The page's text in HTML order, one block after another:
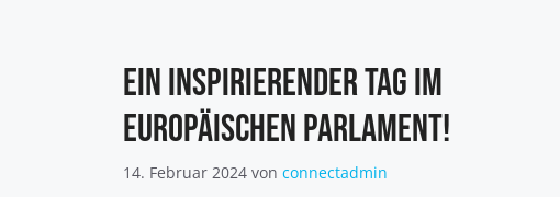
Ein inspirierender Tag im
Europäischen Parlament!
14. Februar 2024 von connectadmin